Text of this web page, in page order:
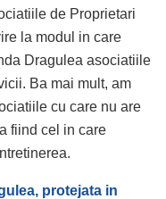
de Proprietari
la modul in care
Dragulea asociatiile
Ba mai mult, am
cu care nu are
fiind cel in care
protejata in